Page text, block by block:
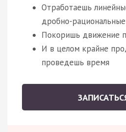
Отработаешь
дробно-
Покоришь движение
И в целом крайне
проведешь время